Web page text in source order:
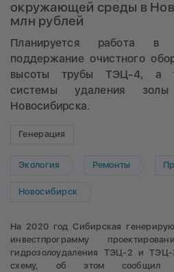
окружающей среды в
млн рублей
Планируется работа в
поддержание очистного
высоты трубы ТЭЦ-4, а
системы удаления
Новосибирска.
Генерация
Экология Ремонты
Новосибирск
На 2020 год Сибирская
инвестпрограмму
гидрозолоудаления ТЭЦ-2 и
схему, об этом сообщил